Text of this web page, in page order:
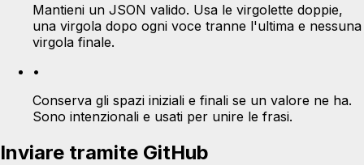
Mantieni un JSON valido. Usa le virgolette doppie,
una virgola dopo ogni voce tranne l'ultima e nessuna
virgola finale.
•
Conserva gli spazi iniziali e finali se un valore ne ha.
Sono intenzionali e usati per unire le frasi.
Inviare tramite GitHub